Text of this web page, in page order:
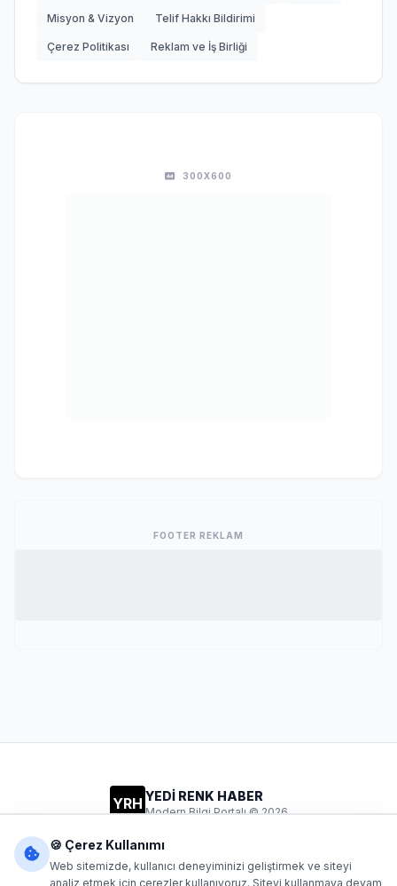
Misyon & Vizyon Telif Hakkı Bildirimi
Çerez Politikası Reklam ve İş Birliği
300X600
FOOTER REKLAM
YRH YEDİ RENK HABER
Modern Bilgi Portalı © 2026
🍪 Çerez Kullanımı
Web sitemizde, kullanıcı deneyiminizi geliştirmek ve siteyi
analiz etmek için çerezler kullanıyoruz. Siteyi kullanmaya devam